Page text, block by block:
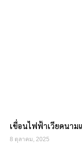
เขื่อนไฟฟ้าเวียดนา
8 ตุลาคม, 2025